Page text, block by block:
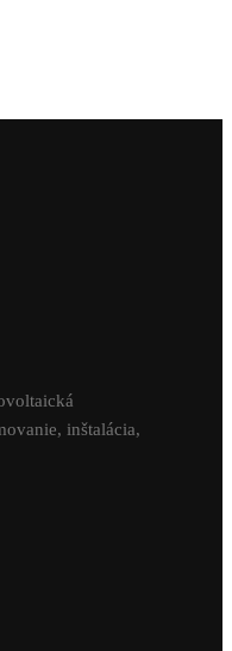
inštalácia,